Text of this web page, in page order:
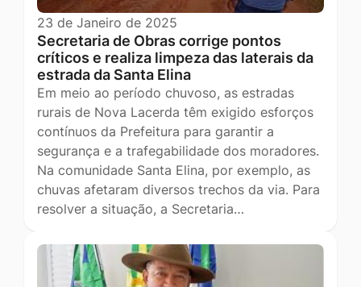
23 de Janeiro de 2025
Secretaria de Obras corrige pontos
críticos e realiza limpeza das laterais da
estrada da Santa Elina
Em meio ao período chuvoso, as estradas
rurais de Nova Lacerda têm exigido esforços
contínuos da Prefeitura para garantir a
segurança e a trafegabilidade dos moradores.
Na comunidade Santa Elina, por exemplo, as
chuvas afetaram diversos trechos da via. Para
resolver a situação, a Secretaria…